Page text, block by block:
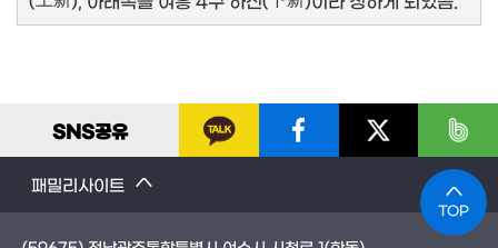
SNS공유
패밀리사이트
TOP